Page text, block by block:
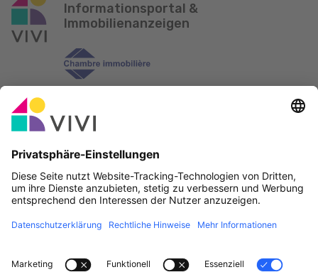
Informationsportal &
Immobilienanzeigen
Makler, werdet Mitglied!